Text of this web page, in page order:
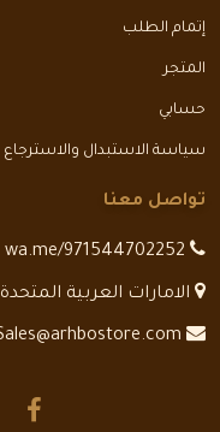
إتمام الطلب
المتجر
حسابي
سياسة الاستبدال والاسترجاع
تواصل معنا
الامارات العربية المتحدة